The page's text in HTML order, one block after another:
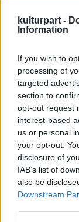
kulturpart -
Information
If you wish to
processing of
targeted
section to
opt-out request
interest-based
us or personal
your opt-out.
disclosure of
IAB’s list of
also be
Downstream
karon
majd
től a The
európai
melynek
Eddig
négy
York-